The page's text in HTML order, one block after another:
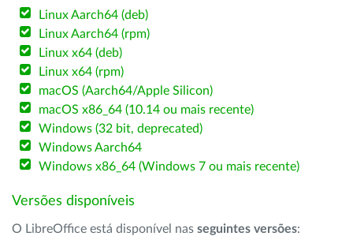
Linux Aarch64 (deb)
Linux Aarch64 (rpm)
Linux x64 (deb)
Linux x64 (rpm)
macOS (Aarch64/Apple Silicon)
macOS x86_64 (10.14 ou mais recente)
Windows (32 bit, deprecated)
Windows Aarch64
Windows x86_64 (Windows 7 ou mais recente)
Versões disponíveis
O LibreOffice está disponível nas seguintes versões: